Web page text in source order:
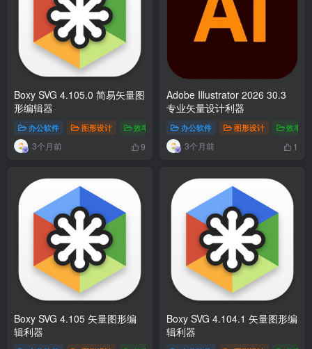
Boxy SVG 4.105.0 简易矢量图
形编辑器
办公软件 图形设计 效率工具
3个月前 9
Adobe Illustrator 2026 30.3
专业矢量设计利器
办公软件 图形设计 效率工
3个月前 1
Boxy SVG 4.105 矢量图形编
辑利器
Boxy SVG 4.104.1 矢量图形编
辑利器